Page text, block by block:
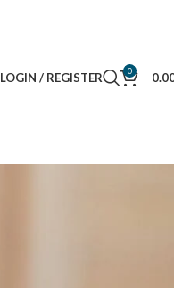
LOGIN / REGISTER 0